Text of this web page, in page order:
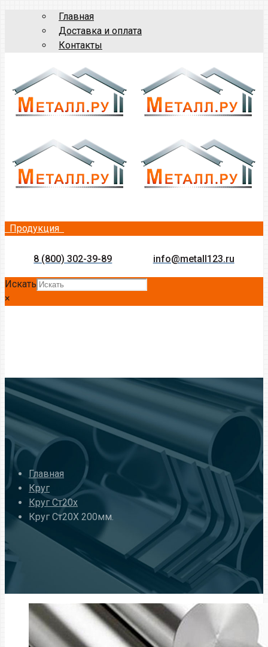
Главная
Доставка и оплата
Контакты
Продукция
8 (800) 302-39-89 info@metall123.ru
Искать
×
Главная
Круг
Круг Ст20x
Круг Ст20Х 200мм.